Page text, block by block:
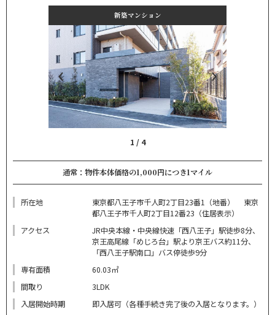
新築マンション
1 / 4
通常：物件本体価格の1,000円につき1マイル
所在地
東京都八王子市千人町2丁目23番1（地番） 東京
都八王子市千人町2丁目12番23（住居表示）
アクセス
JR中央本線・中央線快速「西八王子」駅徒歩8分、
京王高尾線「めじろ台」駅より京王バス約11分、
「西八王子駅南口」バス停徒歩9分
専有面積
60.03㎡
間取り
3LDK
入居開始時期
即入居可（各種手続き完了後の入居となります。）